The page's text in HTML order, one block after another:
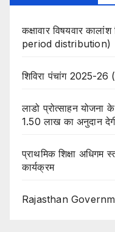
कक्षावार विषयवार
period distribution)
शिविरा पंचांग 2025-
लाडो प्रोत्साहन
1.50 लाख का अनुदान
प्राथमिक शिक्षा अधिगम
कार्यक्रम
Rajasthan